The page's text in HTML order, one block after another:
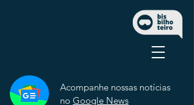
Acompanhe nossas notícias
no Google News